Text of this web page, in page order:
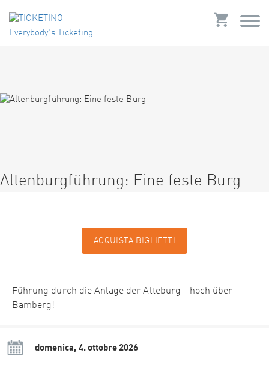
Altenburgführung: Eine feste Burg
ACQUISTA BIGLIETTI
Führung durch die Anlage der Alteburg - hoch über
Bamberg!
domenica, 4. ottobre 2026